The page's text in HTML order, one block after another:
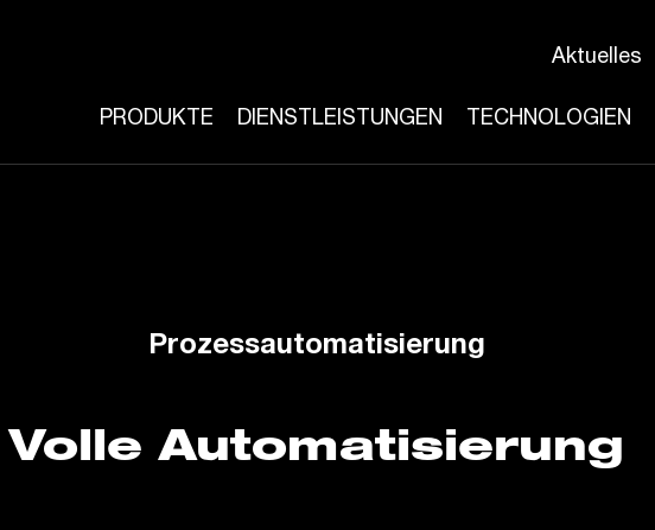
Aktuelles
PRODUKTE DIENSTLEISTUNGEN TECHNOLOGIEN
Prozessautomatisierung
Volle Automatisierung